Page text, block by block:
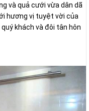
và quả cưới vừa dân dã
hương vị tuyệt vời của
khách và đôi tân hôn